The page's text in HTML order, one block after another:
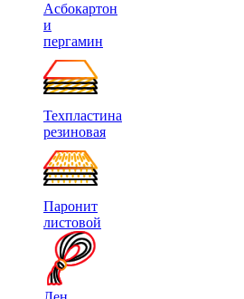
Асбокартон
и
пергамин
Техпластина
резиновая
Паронит
листовой